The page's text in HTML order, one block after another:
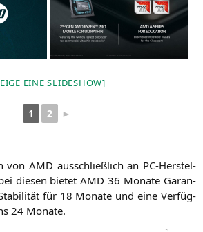
EINE SLIDESHOW]
1 2 ►
von AMD aus­schließ­lich an PC-Her­stel­
die­sen bie­tetAMD 36 Mona­te Garan­
für 18 Mona­te und eine Ver­füg­
24 Monate.